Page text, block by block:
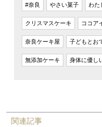
#奈良
やさい菓子 わた
クリスマスケーキ ココア
奈良ケーキ屋 子どもとお
無添加ケーキ 身体に優し
関連記事